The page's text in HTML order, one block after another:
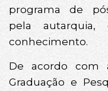
programa de
pela
conhecimento.
De acordo com
Graduação e